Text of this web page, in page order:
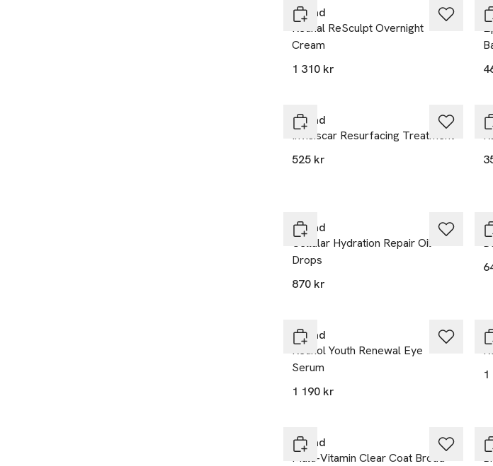
Murad
Retinal ReSculpt Overnight
Cream
1 310 kr
Murad
Invisiscar Resurfacing Treatment
525 kr
Murad
Cellular Hydration Repair Oil
Drops
870 kr
Murad
Retinol Youth Renewal Eye
Serum
1 190 kr
Murad
Multi-Vitamin Clear Coat Broad